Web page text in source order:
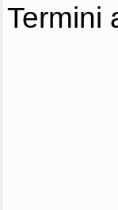
Termini